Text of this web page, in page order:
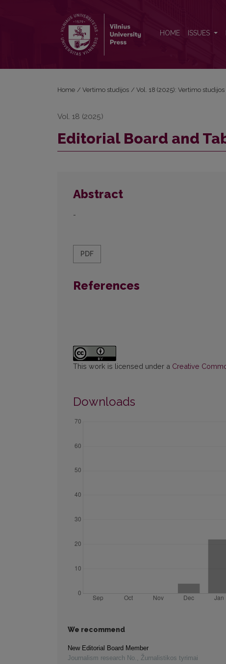
HOME ISSUES
Home / Vertimo studijos / Vol. 18 (2025): Vertimo studijos
Vol. 18 (2025)
Editorial Board and
Abstract
-
PDF
References
This work is licensed under a Creative
Downloads
We recommend
New Editorial Board Member
Journalism research No. , Žurnalistikos tyrimai